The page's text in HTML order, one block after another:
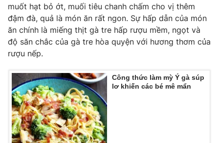
Thị trường
Tư vấn
Lịch phát sóng
Chuyên mục khác
Photo Infographic
Video Shorts video
muốt hạt bỏ ớt, muối tiêu chanh chấm cho vị thêm
đậm đà, quả là món ăn rất ngon. Sự hấp dẫn của món
ăn chính là miếng thịt gà tre hấp rượu mềm, ngọt và
độ săn chắc của gà tre hòa quyện với hương thơm của
rượu nếp.
Công thức làm mỳ Ý gà súp
lơ khiến các bé mê mẩn